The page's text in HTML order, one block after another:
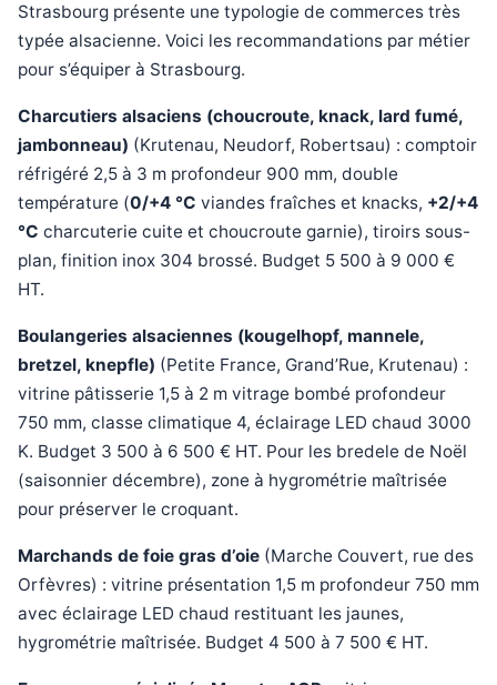
Strasbourg présente une typologie de commerces très
typée alsacienne. Voici les recommandations par métier
pour s’équiper à Strasbourg.
Charcutiers alsaciens (choucroute, knack, lard fumé,
jambonneau) (Krutenau, Neudorf, Robertsau) : comptoir
réfrigéré 2,5 à 3 m profondeur 900 mm, double
température (0/+4 °C viandes fraîches et knacks, +2/+4
°C charcuterie cuite et choucroute garnie), tiroirs sous-
plan, finition inox 304 brossé. Budget 5 500 à 9 000 €
HT.
Boulangeries alsaciennes (kougelhopf, mannele,
bretzel, knepfle) (Petite France, Grand’Rue, Krutenau) :
vitrine pâtisserie 1,5 à 2 m vitrage bombé profondeur
750 mm, classe climatique 4, éclairage LED chaud 3000
K. Budget 3 500 à 6 500 € HT. Pour les bredele de Noël
(saisonnier décembre), zone à hygrométrie maîtrisée
pour préserver le croquant.
Marchands de foie gras d’oie (Marche Couvert, rue des
Orfèvres) : vitrine présentation 1,5 m profondeur 750 mm
avec éclairage LED chaud restituant les jaunes,
hygrométrie maîtrisée. Budget 4 500 à 7 500 € HT.